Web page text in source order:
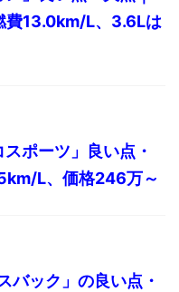
費13.0km/L、3.6Lは
ポーツ」良い点・
L、価格246万～
バック」の良い点・